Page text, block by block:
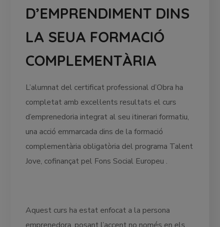
D’EMPRENDIMENT DINS
LA SEUA FORMACIÓ
COMPLEMENTÀRIA
L’alumnat del certificat professional d’Obra ha
completat amb excel·lents resultats el curs
d’emprenedoria integrat al seu itinerari formatiu,
una acció emmarcada dins de la formació
complementària obligatòria del programa Talent
Jove, cofinançat pel Fons Social Europeu .
Aquest curs ha estat enfocat a la persona